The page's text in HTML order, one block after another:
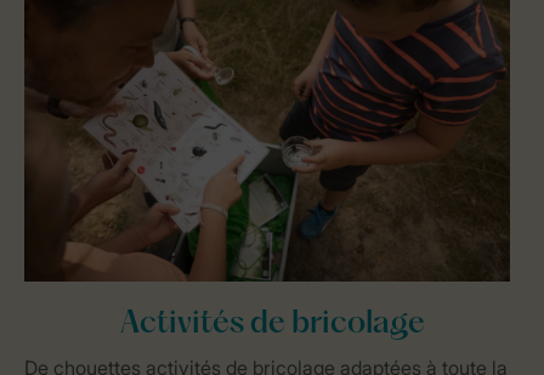
Activités de bricolage
De chouettes activités de bricolage adaptées à toute la